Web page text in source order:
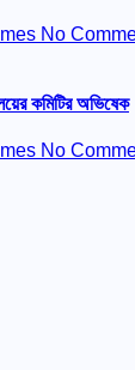
No
কমিটির অভিষেক
No